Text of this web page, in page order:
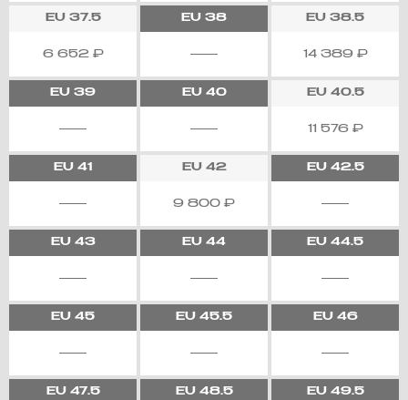
EU37.5
6 652 ₽
EU 38 EU 38.5
14 389 ₽
EU 39 EU40 EU40.5
11 576 ₽
EU 41 EU42
9 800 ₽
EU42.5
EU43 EU 44 EU 44.5
EU 45 EU 45.5 EU46
EU47.5 EU48.5 EU49.5